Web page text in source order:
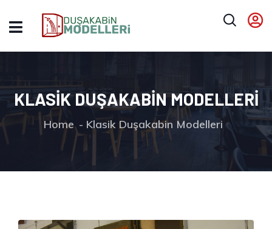
KLASIK DUŞAKABIN MODELLERI
Home Klasik Duşakabin Modelleri